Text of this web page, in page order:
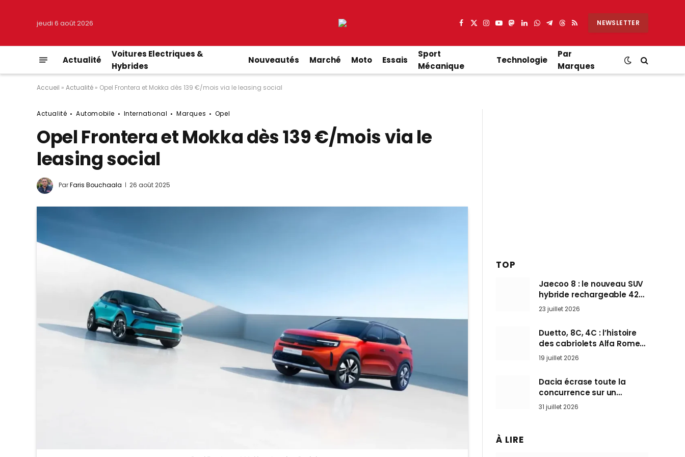
jeudi 6 août 2026 Facebook
X
Instagram
YouTube
Mastodon
LinkedIn
WhatsApp
Partager
Telegram
Threads
RSS NEWSLETTER
Actualité
Voitures Electriques &
Hybrides
Nouveautés Marché Moto Essais
Sport
Mécanique
Technologie
Par
Marques
Accueil » Actualité » Opel Frontera et Mokka dès 139 €/mois via le leasing social
Actualité Automobile International Marques Opel
Opel Frontera et Mokka dès 139 €/mois via le
leasing social
ParFaris Bouchaala 26 août 2025
TOP
Jaecoo 8 : le nouveau SUV
hybride rechargeable 428
ch qui vise l’Audi Q7 arrive
en Europe cet automne
23 juillet 2026
Duetto, 8C, 4C : l’histoire
des cabriolets Alfa Romeo,
ces Spider qui ont défini
l’art de rouler cheveux au
vent
19 juillet 2026
Dacia écrase toute la
concurrence sur un
marché où personne ne
l’attendait
31 juillet 2026
À LIRE